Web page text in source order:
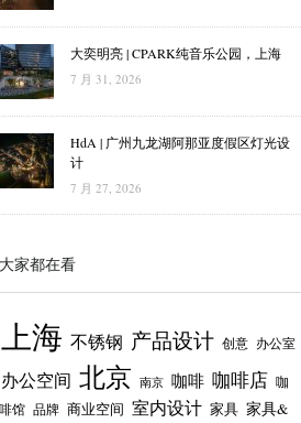
大奕明亮 | CPARK纯音乐公园，上海
7 月 31, 2026
HdA | 广州九龙湖阿那亚度假区灯光设
计
7 月 27, 2026
家都在看
上海 不锈钢 产品设计 创意 办公室
办公空间 北京 南京 咖啡 咖啡店 咖
馆 品牌 商业空间 室内设计 家具 家具&